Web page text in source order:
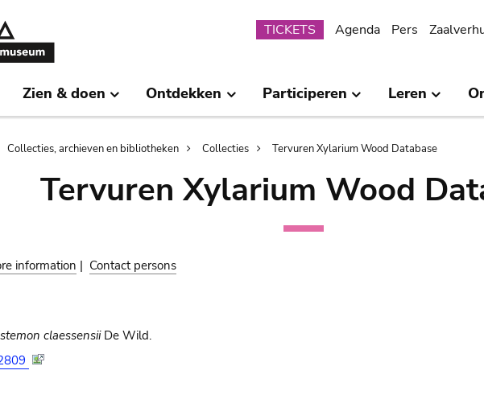
Submenu
TICKETS Agenda Pers
Zien & doen Ontdekken Participeren Leren
Collecties, archieven en bibliotheken Collecties Tervuren Xylarium Wood Database
Tervuren Xylarium Wood
information | Contact persons
claessensiiDe Wild.